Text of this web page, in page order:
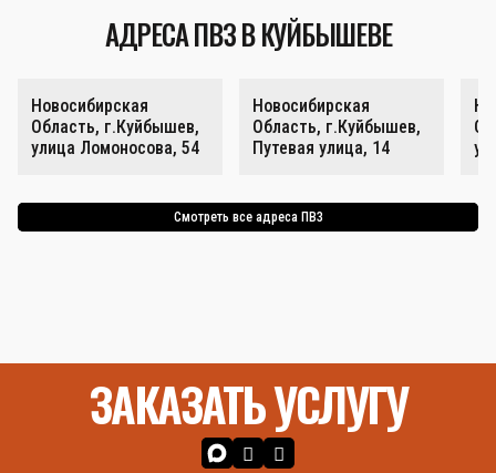
АДРЕСА ПВЗ В КУЙБЫШЕВЕ
Новосибирская
Область, г.Куйбышев,
улица Ломоносова, 54
Новосибирская
Область, г.Куйбышев,
Путевая улица, 14
Смотреть все адреса ПВЗ
ЗАКАЗАТЬ УСЛУГУ